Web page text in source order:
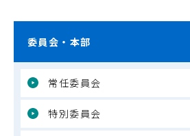
委員会・本部
常任委員会
特別委員会